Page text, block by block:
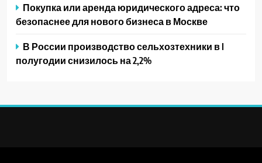
Покупка или аренда юридического адреса: что
безопаснее для нового бизнеса в Москве
В России производство сельхозтехники в I
полугодии снизилось на 2,2%